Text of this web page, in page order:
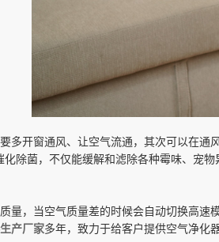
多开窗通风、让空气流通，其次可以在
除菌，不仅能缓解和滤除各种霉味、宠
量，当空气质量差的时候会自动切换高
产厂家多年，致力于给客户提供空气净化